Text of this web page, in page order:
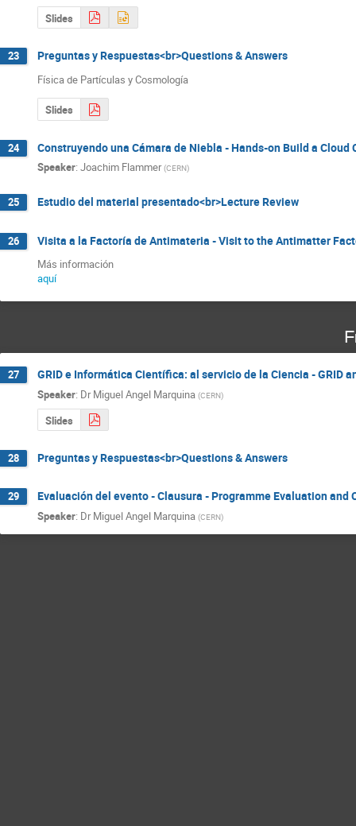
Slides
23 Preguntas y Respuestas<br>Questions & Answers
Física de Partículas y Cosmología
Slides
24 Construyendo una Cámara de Niebla - Hands-on Build a Cloud
Speaker: Joachim Flammer (CERN)
25 Estudio del material presentado<br>Lecture Review
26 Visita a la Factoría de Antimateria - Visit to the Antimatter
aquí
27 GRID e Informática Científica: al servicio de la Ciencia - GRID
Speaker: Dr Miguel Angel Marquina (CERN)
Slides
28 Preguntas y Respuestas<br>Questions & Answers
29 Evaluación del evento - Clausura - Programme Evaluation and
Speaker: Dr Miguel Angel Marquina (CERN)